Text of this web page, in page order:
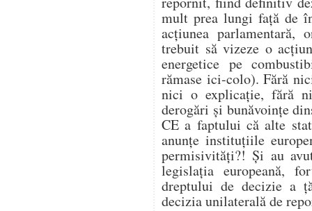
mult prea lungi față de
acțiunea
trebuit să vizeze o
energetice pe
rămase ici-colo). Fără
nici o explicație, fără
derogări și bunăvoințe
CE a faptului că alte
anunțe instituțiile
permisivități?! Și au
legislația europeană,
dreptului de decizie a
decizia unilaterală de